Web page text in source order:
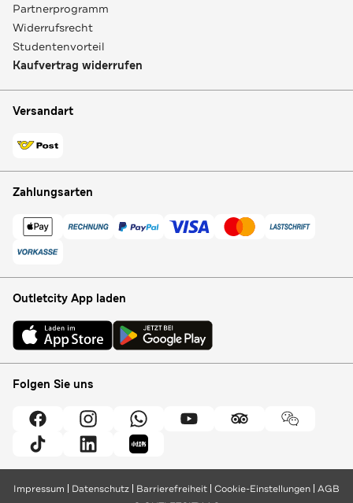
Partnerprogramm
Widerrufsrecht
Studentenvorteil
Kaufvertrag widerrufen
Versandart
Zahlungsarten
Outletcity App laden
Folgen Sie uns
Impressum Datenschutz Barrierefreiheit Cookie-Einstellungen AGB